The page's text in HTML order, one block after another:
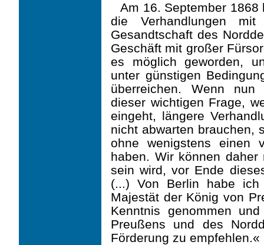
Am 16. September
die Verhandlungen
Gesandtschaft des
Geschäft mit großer
es möglich geworden,
unter günstigen
überreichen. Wenn
dieser wichtigen Frage,
eingeht, längere
nicht abwarten brauchen,
ohne wenigstens einen
haben. Wir können
sein wird, vor Ende
(...) Von Berlin habe
Majestät der König von
Kenntnis genommen
Preußens und des
Förderung zu empfehlen.«